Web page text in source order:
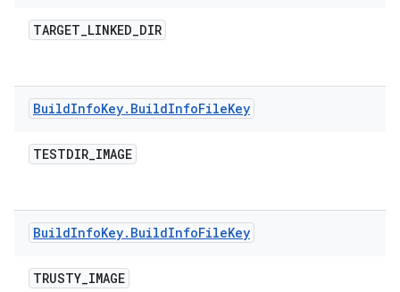
TARGET_LINKED_DIR
BuildInfoKey. BuildInfoFileKey
TESTDIR_IMAGE
BuildInfoKey. BuildInfoFileKey
TRUSTY_IMAGE